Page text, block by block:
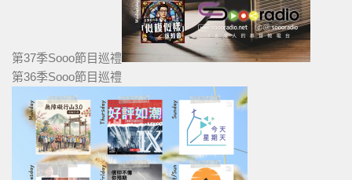
第37季Sooo節目巡禮
第36季Sooo節目巡禮